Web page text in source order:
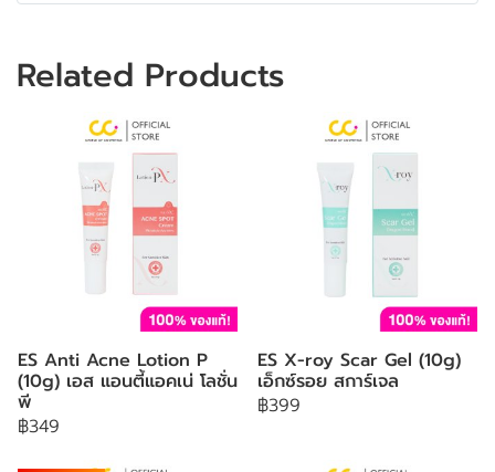
Related Products
ES Anti Acne Lotion P
(10g) เอส แอนตี้แอคเน่ โลชั่น
พี
฿349
ES X-roy Scar Gel (10g)
เอ็กซ์รอย สการ์เจล
฿399